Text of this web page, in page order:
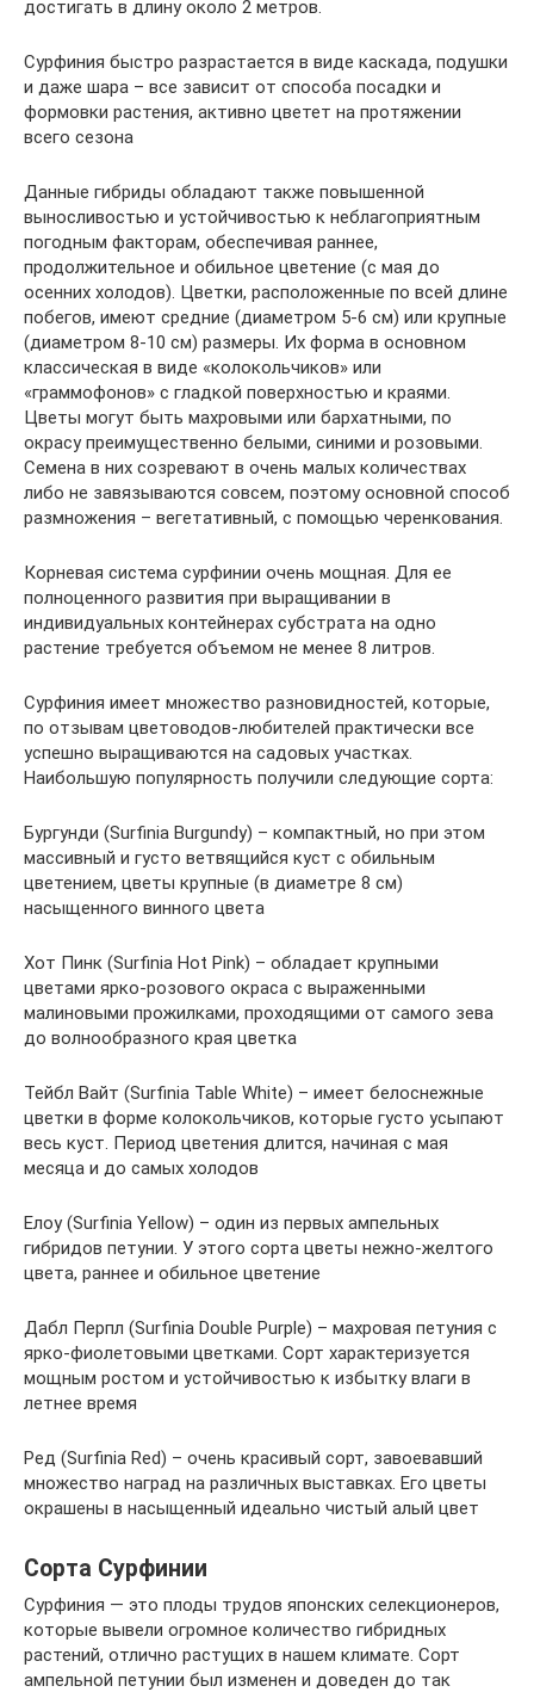
достигать в длину около 2 метров.
Сурфиния быстро разрастается в виде каскада, подушки
и даже шара – все зависит от способа посадки и
формовки растения, активно цветет на протяжении
всего сезона
Данные гибриды обладают также повышенной
выносливостью и устойчивостью к неблагоприятным
погодным факторам, обеспечивая раннее,
продолжительное и обильное цветение (с мая до
осенних холодов). Цветки, расположенные по всей длине
побегов, имеют средние (диаметром 5-6 см) или крупные
(диаметром 8-10 см) размеры. Их форма в основном
классическая в виде «колокольчиков» или
«граммофонов» с гладкой поверхностью и краями.
Цветы могут быть махровыми или бархатными, по
окрасу преимущественно белыми, синими и розовыми.
Семена в них созревают в очень малых количествах
либо не завязываются совсем, поэтому основной способ
размножения – вегетативный, с помощью черенкования.
Корневая система сурфинии очень мощная. Для ее
полноценного развития при выращивании в
индивидуальных контейнерах субстрата на одно
растение требуется объемом не менее 8 литров.
Сурфиния имеет множество разновидностей, которые,
по отзывам цветоводов-любителей практически все
успешно выращиваются на садовых участках.
Наибольшую популярность получили следующие сорта:
Бургунди (Surfinia Burgundy) – компактный, но при этом
массивный и густо ветвящийся куст с обильным
цветением, цветы крупные (в диаметре 8 см)
насыщенного винного цвета
Хот Пинк (Surfinia Hot Pink) – обладает крупными
цветами ярко-розового окраса с выраженными
малиновыми прожилками, проходящими от самого зева
до волнообразного края цветка
Тейбл Вайт (Surfinia Table White) – имеет белоснежные
цветки в форме колокольчиков, которые густо усыпают
весь куст. Период цветения длится, начиная с мая
месяца и до самых холодов
Елоу (Surfinia Yellow) – один из первых ампельных
гибридов петунии. У этого сорта цветы нежно-желтого
цвета, раннее и обильное цветение
Дабл Перпл (Surfinia Double Purple) – махровая петуния с
ярко-фиолетовыми цветками. Сорт характеризуется
мощным ростом и устойчивостью к избытку влаги в
летнее время
Ред (Surfinia Red) – очень красивый сорт, завоевавший
множество наград на различных выставках. Его цветы
окрашены в насыщенный идеально чистый алый цвет
Сорта Сурфинии
Сурфиния — это плоды трудов японских селекционеров,
которые вывели огромное количество гибридных
растений, отлично растущих в нашем климате. Сорт
ампельной петунии был изменен и доведен до так